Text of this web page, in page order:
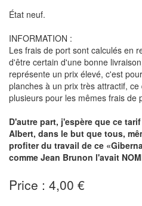
État neuf.
INFORMATION :
Les frais de port sont calculés en
d'être certain d'une bonne
représente un prix élevé, c'est
planches à un prix très attractif,
plusieurs pour les mêmes frais de
D'autre part, j'espère que ce
Albert, dans le but que tous,
profiter du travail de ce
comme Jean Brunon l'avait
Price : 4,00 €